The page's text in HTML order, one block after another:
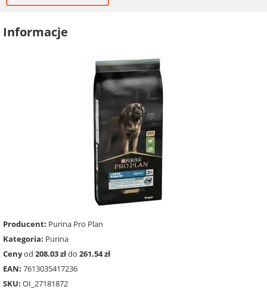
Informacje
Producent: Purina Pro Plan
Kategoria: Purina
Cenyod 208.03 złdo 261.54 zł
EAN: 7613035417236
SKU: OI_27181872